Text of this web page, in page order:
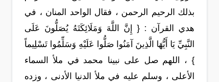
بذلك الرحيم الرحمن ، فقال الواحد المنان ، في
هدي القرآن : { إِنَّ اللَّهَ وَمَلَائِكَتَهُ يُصَلُّونَ عَلَى
النَّبِيِّ يَا أَيُّهَا الَّذِينَ آمَنُوا صَلُّوا عَلَيْهِ وَسَلِّمُوا تَسْلِيماً
} ، اللهم صل على نبينا محمد في ملأ السماء
الأعلى ، وسلم عليه في ملأ الدنيا الأدنى ، وزده